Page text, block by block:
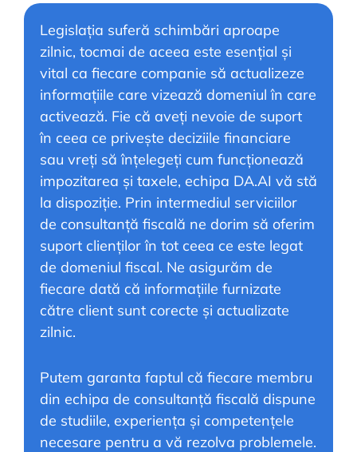
Legislația suferă schimbări aproape
zilnic, tocmai de aceea este esențial și
vital ca fiecare companie să actualizeze
informațiile care vizează domeniul în care
activează. Fie că aveți nevoie de suport
în ceea ce privește deciziile financiare
sau vreți să înțelegeți cum funcționează
impozitarea și taxele, echipa DA.AI vă stă
la dispoziție. Prin intermediul serviciilor
de consultanță fiscală ne dorim să oferim
suport clienților în tot ceea ce este legat
de domeniul fiscal. Ne asigurăm de
fiecare dată că informațiile furnizate
către client sunt corecte și actualizate
zilnic.
Putem garanta faptul că fiecare membru
din echipa de consultanță fiscală dispune
de studiile, experiența și competențele
necesare pentru a vă rezolva problemele.